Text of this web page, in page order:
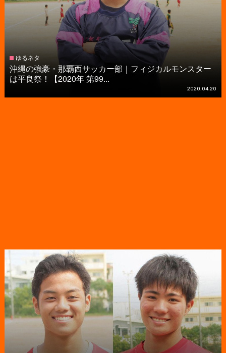
ゆるネタ
沖縄の強豪・那覇西サッカー部｜フィジカルモンスター
は平良祭！【2020年 第99...
2020.04.20